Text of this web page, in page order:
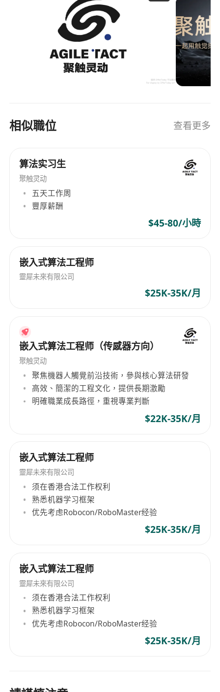
相似職位 查看更多
算法实习生
聚触灵动
五天工作周
豐厚薪酬
$45-80/小時
嵌入式算法工程师
靈犀未來有限公司
$25K-35K/月
嵌入式算法工程师（传感器方向）
聚触灵动
聚焦機器人觸覺前沿技術，參與核心算法研發
高效、簡潔的工程文化，提供長期激勵
明確職業成長路徑，重視專業判斷
$22K-35K/月
嵌入式算法工程师
靈犀未來有限公司
须在香港合法工作权利
熟悉机器学习框架
优先考虑Robocon/RoboMaster经验
$25K-35K/月
嵌入式算法工程师
靈犀未來有限公司
须在香港合法工作权利
熟悉机器学习框架
优先考虑Robocon/RoboMaster经验
$25K-35K/月